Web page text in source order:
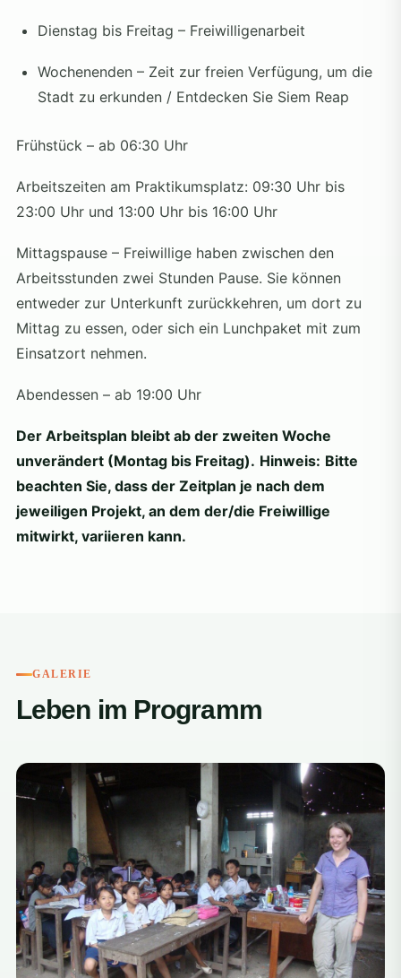
Dienstag bis Freitag – Freiwilligenarbeit
Wochenenden – Zeit zur freien Verfügung, um die
Stadt zu erkunden / Entdecken Sie Siem Reap
Frühstück – ab 06:30 Uhr
Arbeitszeiten am Praktikumsplatz: 09:30 Uhr bis
23:00 Uhr und 13:00 Uhr bis 16:00 Uhr
Mittagspause – Freiwillige haben zwischen den
Arbeitsstunden zwei Stunden Pause. Sie können
entweder zur Unterkunft zurückkehren, um dort zu
Mittag zu essen, oder sich ein Lunchpaket mit zum
Einsatzort nehmen.
Abendessen – ab 19:00 Uhr
Der Arbeitsplan bleibt ab der zweiten Woche
unverändert (Montag bis Freitag). Hinweis: Bitte
beachten Sie, dass der Zeitplan je nach dem
jeweiligen Projekt, an dem der/die Freiwillige
mitwirkt, variieren kann.
GALERIE
Leben im Programm